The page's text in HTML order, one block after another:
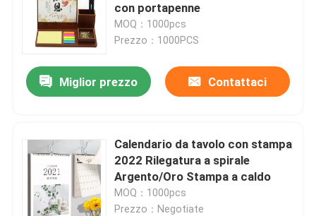
con portapenne
MOQ：1000pcs
Prezzo：1000PCS
Miglior prezzo Contattaci
Calendario da tavolo con stampa
2022 Rilegatura a spirale
Argento/Oro Stampa a caldo
MOQ：1000pcs
Prezzo：Negotiate